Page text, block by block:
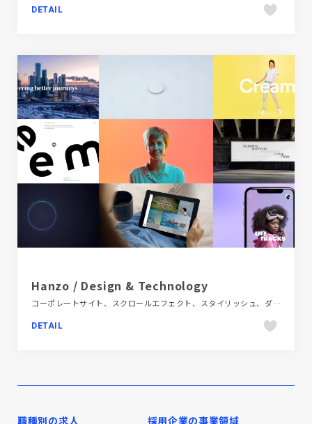
DETAIL
Hanzo / Design & Technology
コーポレートサイト、スクロールエフェクト、スタイリッシュ、ダイナミック、テクノロジー・サイエンス、デザイン・アート・音楽・文芸、ブラック系 、ホワイト系、ポートフォリオ、モーション多め、動画が流れる、大きめ写真、海外サイト
DETAIL
職種別の求人
採用企業の事業領域